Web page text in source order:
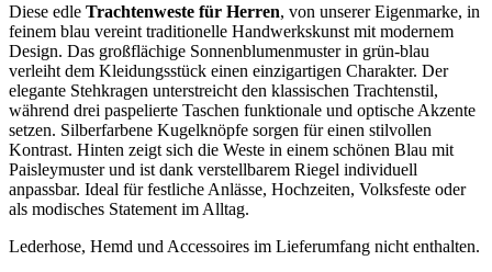
Diese edle Trachtenweste für Herren, von unserer Eigenmarke, in
feinem blau vereint traditionelle Handwerkskunst mit modernem
Design. Das großflächige Sonnenblumenmuster in grün-blau
verleiht dem Kleidungsstück einen einzigartigen Charakter. Der
elegante Stehkragen unterstreicht den klassischen Trachtenstil,
während drei paspelierte Taschen funktionale und optische Akzente
setzen. Silberfarbene Kugelknöpfe sorgen für einen stilvollen
Kontrast. Hinten zeigt sich die Weste in einem schönen Blau mit
Paisleymuster und ist dank verstellbarem Riegel individuell
anpassbar. Ideal für festliche Anlässe, Hochzeiten, Volksfeste oder
als modisches Statement im Alltag.
Lederhose, Hemd und Accessoires im Lieferumfang nicht enthalten.